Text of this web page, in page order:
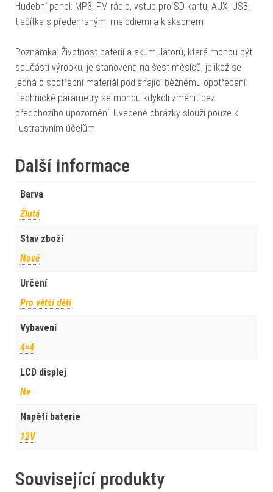
Hudební panel: MP3, FM rádio, vstup pro SD kartu, AUX, USB,
tlačítka s předehranými melodiemi a klaksonem
Poznámka: Životnost baterií a akumulátorů, které mohou být
součástí výrobku, je stanovena na šest měsíců, jelikož se
jedná o spotřební materiál podléhající běžnému opotřebení.
Technické parametry se mohou kdykoli změnit bez
předchozího upozornění. Uvedené obrázky slouží pouze k
ilustrativním účelům.
Další informace
Barva
Žlutá
Stav zboží
Nové
Určení
Pro větší děti
Vybavení
4×4
LCD displej
Ne
Napětí baterie
12V
Související produkty